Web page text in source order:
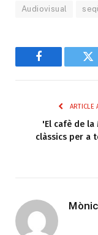
Audiovisual
Facebook
ARTICLE
'El cafè de la
clàssics per a